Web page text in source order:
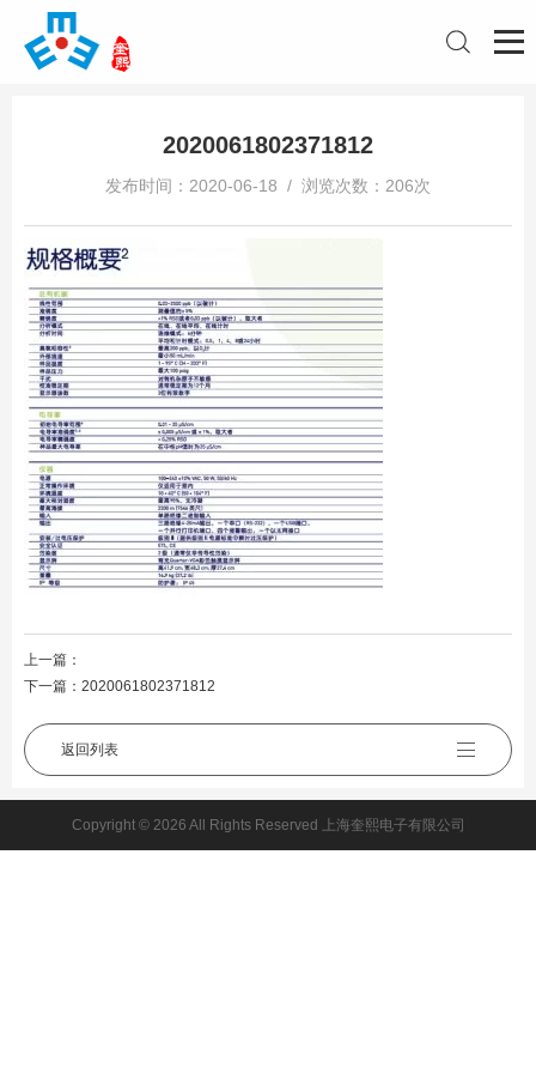
2020061802371812
发布时间：2020-06-18 / 浏览次数：206次
上一篇：
下一篇： 2020061802371812
返回列表
Copyright © 2026 All Rights Reserved 上海奎熙电子有限公司